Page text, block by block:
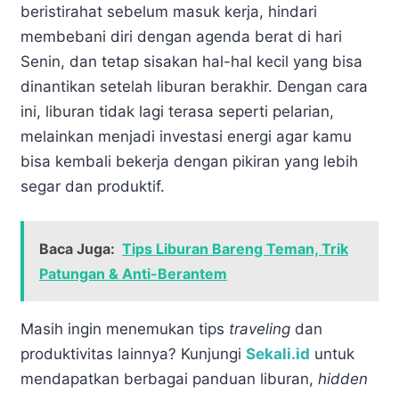
beristirahat sebelum masuk kerja, hindari
membebani diri dengan agenda berat di hari
Senin, dan tetap sisakan hal-hal kecil yang bisa
dinantikan setelah liburan berakhir. Dengan cara
ini, liburan tidak lagi terasa seperti pelarian,
melainkan menjadi investasi energi agar kamu
bisa kembali bekerja dengan pikiran yang lebih
segar dan produktif.
Baca Juga: Tips Liburan Bareng Teman, Trik
Patungan & Anti-Berantem
Masih ingin menemukan tips traveling dan
produktivitas lainnya? Kunjungi Sekali.id untuk
mendapatkan berbagai panduan liburan, hidden